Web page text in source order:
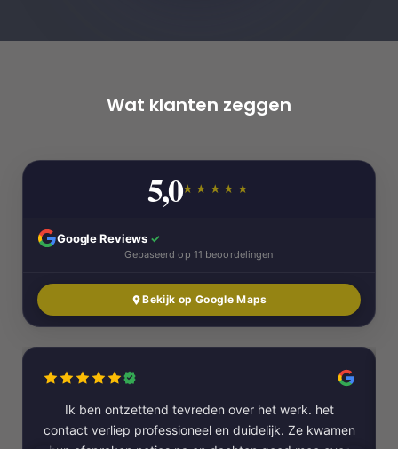
Wat klanten zeggen
5,0★★★★★
Google Reviews ✓
Gebaseerd op 11 beoordelingen
Bekijk op Google Maps
Ik ben ontzettend tevreden over het werk. het
contact verliep professioneel en duidelijk. Ze kwamen